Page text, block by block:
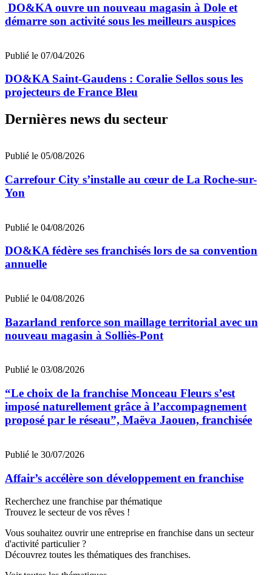
DO&KA ouvre un nouveau magasin à Dole et
démarre son activité sous les meilleurs auspices
Publié le 07/04/2026
DO&KA Saint-Gaudens : Coralie Sellos sous les
projecteurs de France Bleu
Dernières news du secteur
Publié le 05/08/2026
Carrefour City s’installe au cœur de La Roche-sur-
Yon
Publié le 04/08/2026
DO&KA fédère ses franchisés lors de sa convention
annuelle
Publié le 04/08/2026
Bazarland renforce son maillage territorial avec un
nouveau magasin à Solliès-Pont
Publié le 03/08/2026
“Le choix de la franchise Monceau Fleurs s’est
imposé naturellement grâce à l’accompagnement
proposé par le réseau”, Maëva Jaouen, franchisée
Publié le 30/07/2026
Affair’s accélère son développement en franchise
Recherchez une franchise par thématique
Trouvez le secteur de vos rêves !
Vous souhaitez ouvrir une entreprise en franchise dans un secteur
d'activité particulier ?
Découvrez toutes les thématiques des franchises.